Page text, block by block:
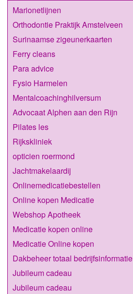
Marionetlijnen
Orthodontie Praktijk Amstelveen
Surinaamse zigeunerkaarten
Ferry cleans
Para advice
Fysio Harmelen
Mentalcoachinghilversum
Advocaat Alphen aan den Rijn
Pilates les
Rijkskliniek
opticien roermond
Jachtmakelaardij
Onlinemedicatiebestellen
Online kopen Medicatie
Webshop Apotheek
Medicatie kopen online
Medicatie Online kopen
Dakbeheer totaal bedrijfsinformatie
Jubileum cadeau
Jubileum cadeau